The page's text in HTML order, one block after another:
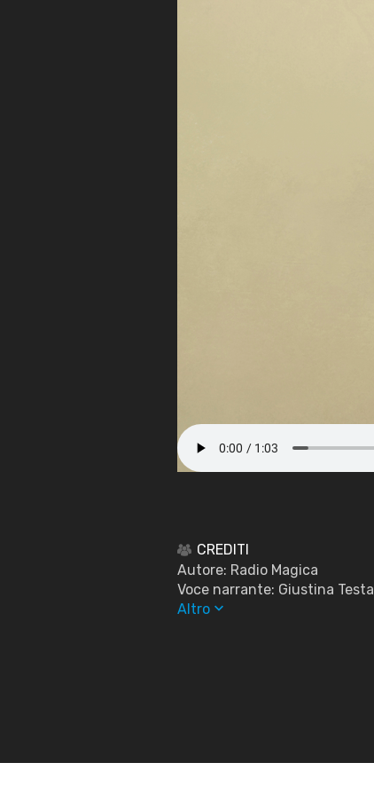
CREDITI
Autore: Radio Magica
Voce narrante: Giustina Testa
Altrokeyboard_arrow_down